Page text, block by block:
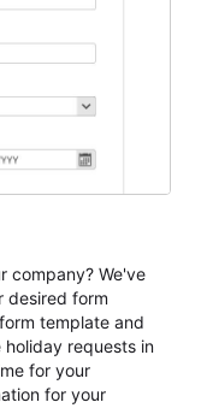
company? We've
desired form
template and
holiday requests in
for your
for your